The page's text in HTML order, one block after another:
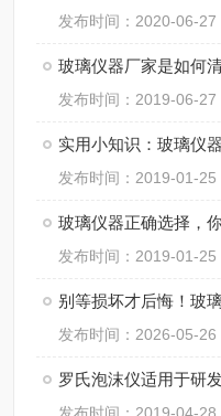
发布时间：2020-06-27
玻璃仪器厂家是如何
发布时间：2019-06-27
实用小知识：玻璃仪
发布时间：2019-01-25
玻璃仪器正确选择，
发布时间：2019-01-25
发布时间：2026-05-26
罗氏泡沫仪适用于研